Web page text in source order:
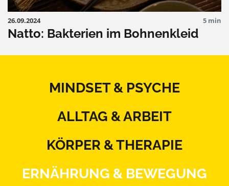
26.09.2024 5 min
Natto: Bakterien im Bohnenkleid
MINDSET & PSYCHE
ALLTAG & ARBEIT
KÖRPER & THERAPIE
ERNÄHRUNG & BEWEGUNG